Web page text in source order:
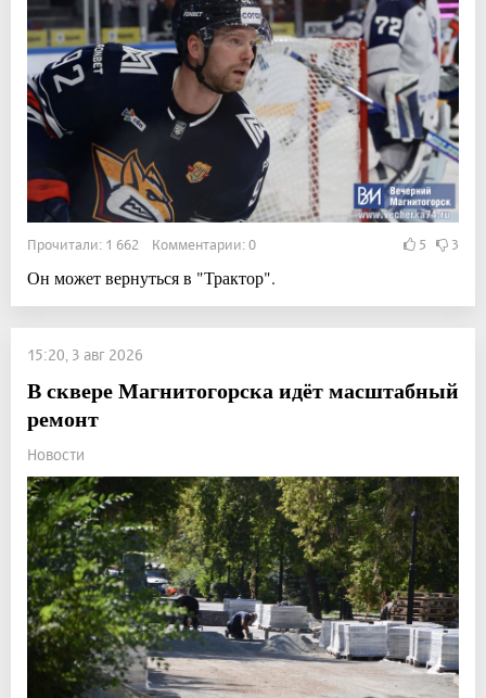
Прочитали: 1 662 Комментарии: 0 5 3
Он может вернуться в "Трактор".
15:20, 3 авг 2026
В сквере Магнитогорска идёт масштабный
ремонт
Новости